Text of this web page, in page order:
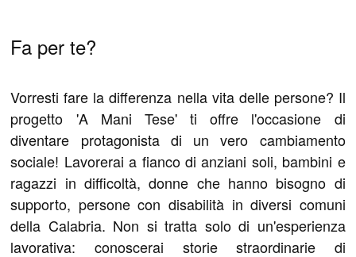
Fa per te?
Vorresti fare la differenza nella vita delle persone? Il
progetto 'A Mani Tese' ti offre l'occasione di
diventare protagonista di un vero cambiamento
sociale! Lavorerai a fianco di anziani soli, bambini e
ragazzi in difficoltà, donne che hanno bisogno di
supporto, persone con disabilità in diversi comuni
della Calabria. Non si tratta solo di un'esperienza
lavorativa: conoscerai storie straordinarie di